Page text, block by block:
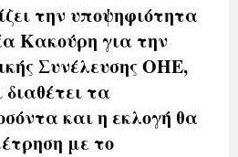
την υποψηφιότητα
Κακούρη για την
Συνέλευσης ΟΗΕ,
τα
και η εκλογή θα
με το